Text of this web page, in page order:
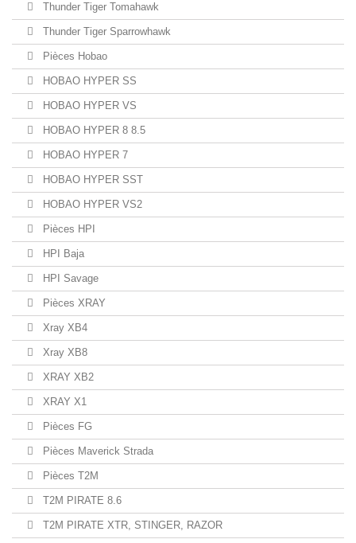
Thunder Tiger Tomahawk
Thunder Tiger Sparrowhawk
Pièces Hobao
HOBAO HYPER SS
HOBAO HYPER VS
HOBAO HYPER 8 8.5
HOBAO HYPER 7
HOBAO HYPER SST
HOBAO HYPER VS2
Pièces HPI
HPI Baja
HPI Savage
Pièces XRAY
Xray XB4
Xray XB8
XRAY XB2
XRAY X1
Pièces FG
Pièces Maverick Strada
Pièces T2M
T2M PIRATE 8.6
T2M PIRATE XTR, STINGER, RAZOR